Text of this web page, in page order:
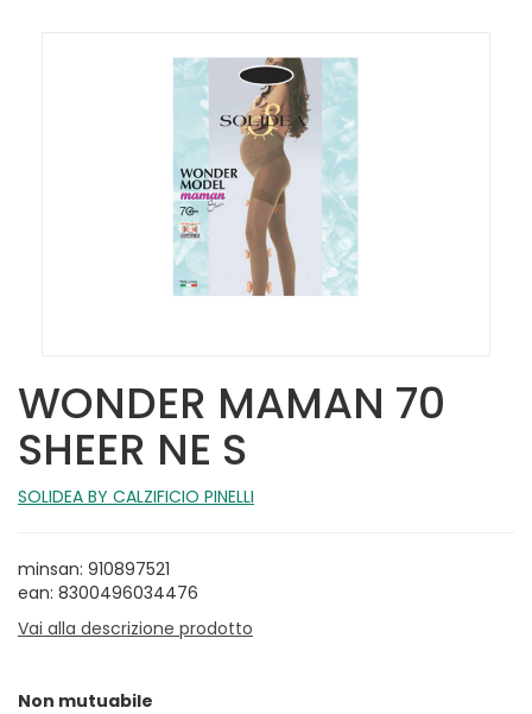
WONDER MAMAN 70
SHEER NE S
SOLIDEA BY CALZIFICIO PINELLI
minsan: 910897521
ean: 8300496034476
Vai alla descrizione prodotto
Non mutuabile